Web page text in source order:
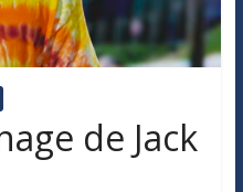
de Jack